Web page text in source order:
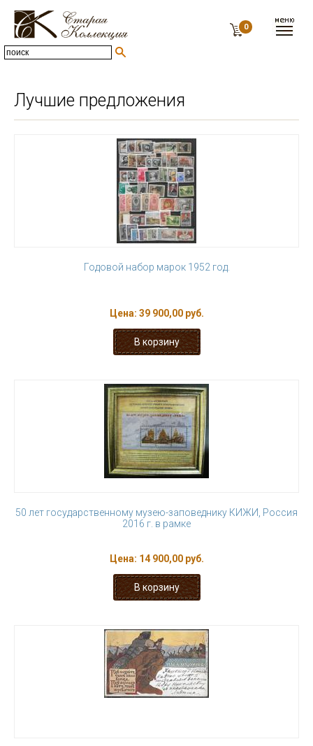
0
Лучшие предложения
Годовой набор марок 1952 год.
Цена: 39 900,00 руб.
50 лет государственному музею-заповеднику КИЖИ, Россия
2016 г. в рамке
Цена: 14 900,00 руб.